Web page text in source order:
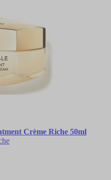
Crème Riche 50ml